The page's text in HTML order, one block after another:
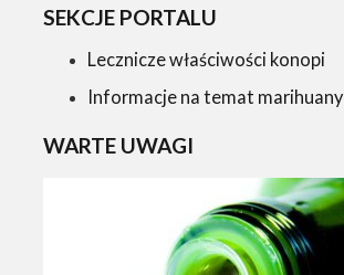
SEKCJE PORTALU
Lecznicze właściwości konopi
Informacje na temat marihuany
WARTE UWAGI